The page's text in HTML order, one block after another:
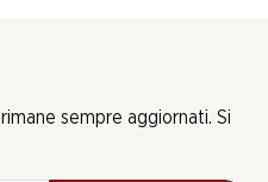
sempre aggiornati. Si